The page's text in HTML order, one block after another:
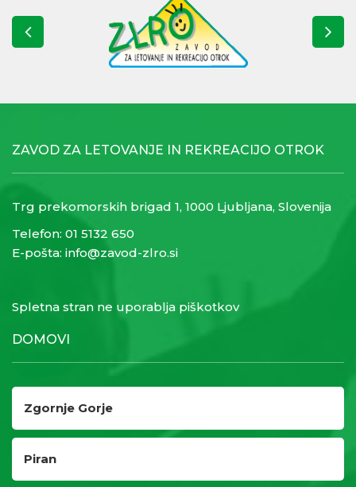
ZAVOD ZA LETOVANJE IN REKREACIJO OTROK
Trg prekomorskih brigad 1, 1000 Ljubljana, Slovenija
Telefon: 01 5132 650
E-pošta: info@zavod-zlro.si
Spletna stran ne uporablja piškotkov
DOMOVI
Zgornje Gorje
Piran